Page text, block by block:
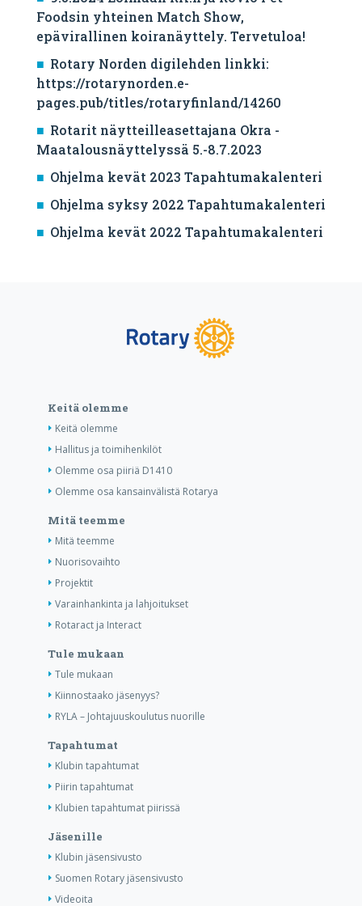
Foodsin yhteinen Match Show,
epävirallinen koiranäyttely. Tervetuloa!
Rotary Norden digilehden linkki:
https://rotarynorden.e-
pages.pub/titles/rotaryfinland/14260
Rotarit näytteilleasettajana Okra -
Maatalousnäyttelyssä 5.-8.7.2023
Ohjelma kevät 2023 Tapahtumakalenteri
Ohjelma syksy 2022 Tapahtumakalenteri
Ohjelma kevät 2022 Tapahtumakalenteri
Keitä olemme
Keitä olemme
Hallitus ja toimihenkilöt
Olemme osa piiriä D1410
Olemme osa kansainvälistä Rotarya
Mitä teemme
Mitä teemme
Nuorisovaihto
Projektit
Varainhankinta ja lahjoitukset
Rotaract ja Interact
Tule mukaan
Tule mukaan
Kiinnostaako jäsenyys?
RYLA – Johtajuuskoulutus nuorille
Tapahtumat
Klubin tapahtumat
Piirin tapahtumat
Klubien tapahtumat piirissä
Jäsenille
Klubin jäsensivusto
Suomen Rotary jäsensivusto
Videoita